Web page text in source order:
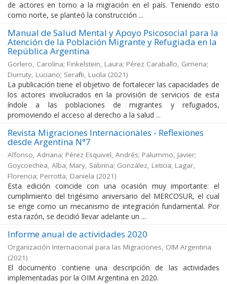
de actores en torno a la migración en el país. Teniendo esto
como norte, se planteó la construcción ...
Manual de Salud Mental y Apoyo Psicosocial para la
Atención de la Población Migrante y Refugiada en la
República Argentina
Gorlero, Carolina; Finkelstein, Laura; Pérez Caraballo, Gimena;
Durruty, Luciano; Serafini, Lucila (2021)
La publicación tiene el objetivo de fortalecer las capacidades de
los actores involucrados en la provisión de servicios de esta
índole a las poblaciones de migrantes y refugiados,
promoviendo el acceso al derecho a la salud ...
Revista Migraciones Internacionales - Reflexiones
desde Argentina N°7
Alfonso, Adriana; Pérez Esquivel, Andrés; Palummo, Javier;
Goycoechea, Alba; Mary, Sabrina; González, Leticia; Lagar,
Florencia; Perrotta, Daniela (2021)
Esta edición coincide con una ocasión muy importante: el
cumplimiento del trigésimo aniversario del MERCOSUR, el cual
se erige como un mecanismo de integración fundamental. Por
esta razón, se decidió llevar adelante un ...
Informe anual de actividades 2020
Organización Internacional para las Migraciones, OIM Argentina
(2021)
El documento contiene una descripción de las actividades
implementadas por la OIM Argentina en 2020.